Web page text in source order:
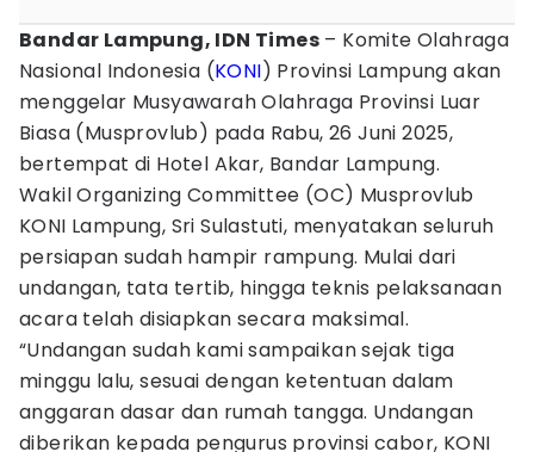
Bandar Lampung, IDN Times – Komite Olahraga
Nasional Indonesia (KONI) Provinsi Lampung akan
menggelar Musyawarah Olahraga Provinsi Luar
Biasa (Musprovlub) pada Rabu, 26 Juni 2025,
bertempat di Hotel Akar, Bandar Lampung.
Wakil Organizing Committee (OC) Musprovlub
KONI Lampung, Sri Sulastuti, menyatakan seluruh
persiapan sudah hampir rampung. Mulai dari
undangan, tata tertib, hingga teknis pelaksanaan
acara telah disiapkan secara maksimal.
“Undangan sudah kami sampaikan sejak tiga
minggu lalu, sesuai dengan ketentuan dalam
anggaran dasar dan rumah tangga. Undangan
diberikan kepada pengurus provinsi cabor, KONI